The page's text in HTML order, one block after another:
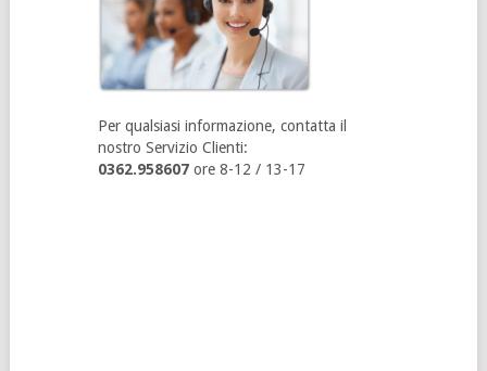
Per qualsiasi informazione, contatta il
nostro Servizio Clienti:
0362.958607ore 8-12 / 13-17